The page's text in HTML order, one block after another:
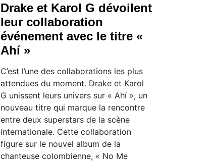
Drake et Karol G dévoilent
leur collaboration
événement avec le titre «
Ahí »
C’est l’une des collaborations les plus
attendues du moment. Drake et Karol
G unissent leurs univers sur « Ahí », un
nouveau titre qui marque la rencontre
entre deux superstars de la scène
internationale. Cette collaboration
figure sur le nouvel album de la
chanteuse colombienne, « No Me